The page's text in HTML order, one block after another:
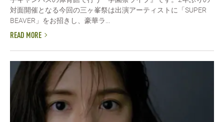
対面開催となる今回の三ヶ峯祭は出演アーティストに「SUPER
BEAVER」をお招きし、豪華ラ...
READ MORE